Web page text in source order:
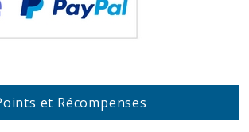
et Récompenses